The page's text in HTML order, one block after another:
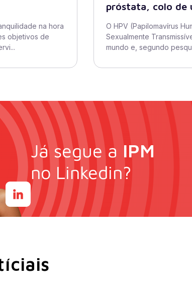
na hora
objetivos de
próstata, colo de
O HPV (Papilomavírus
Sexualmente
mundo e, segundo
Já segue a IPM
no Linkedin?